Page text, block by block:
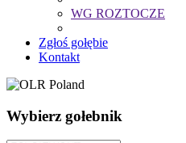
WG ROZTOCZE
Zgłoś gołębie
Kontakt
Wybierz gołebnik